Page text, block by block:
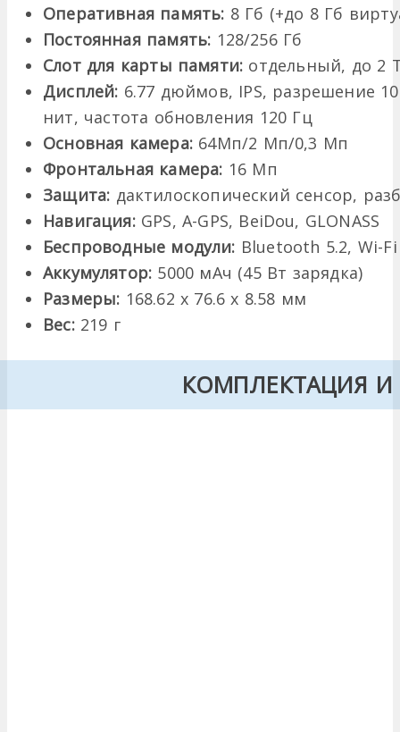
Оперативная память: 8 Гб (+до 8 Гб
Постоянная память: 128/256 Гб
Слот для карты памяти: отдельный, до 2
Дисплей: 6.77 дюймов, IPS, разрешение
нит, частота обновления 120 Гц
Основная камера:64Мп/2 Мп/0,3 Мп
Фронтальная камера: 16 Мп
Защита: дактилоскопический сенсор,
Навигация:GPS, A-GPS, BeiDou, GLONASS
Беспроводные модули: Bluetooth 5.2, Wi-
Аккумулятор: 5000 мАч (45 Вт зарядка)
Размеры: 168.62 x 76.6 x 8.58 мм
Вес:219 г
КОМПЛЕКТАЦИЯ